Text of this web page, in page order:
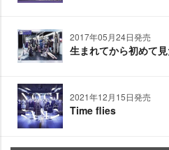
2017年05月24日発売
生まれてから初めて
2021年12月15日発売
Time flies